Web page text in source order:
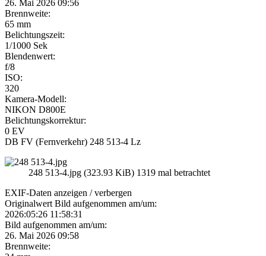
26. Mai 2026 09:56
Brennweite:
65 mm
Belichtungszeit:
1/1000 Sek
Blendenwert:
f/8
ISO:
320
Kamera-Modell:
NIKON D800E
Belichtungskorrektur:
0 EV
DB FV (Fernverkehr) 248 513-4 Lz
248 513-4.jpg (323.93 KiB) 1319 mal betrachtet
EXIF-Daten anzeigen / verbergen
Originalwert Bild aufgenommen am/um:
2026:05:26 11:58:31
Bild aufgenommen am/um:
26. Mai 2026 09:58
Brennweite: